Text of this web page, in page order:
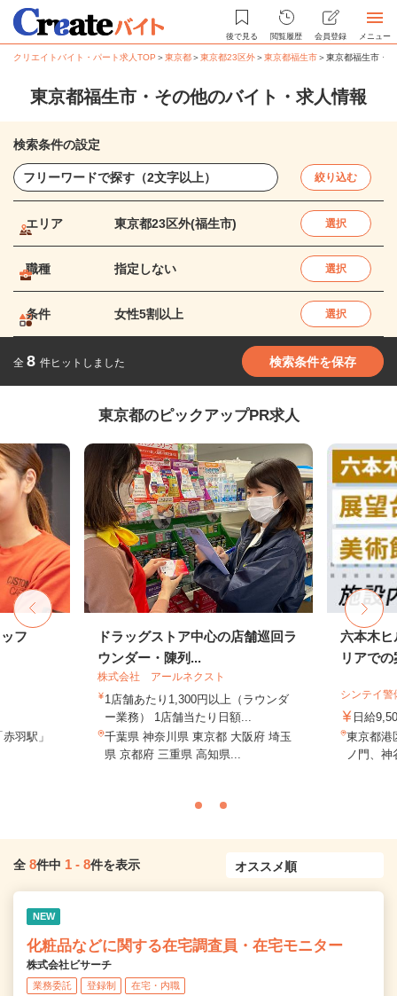
後で見る 閲覧履歴 会員登録 メニュー
クリエイトバイト・パート求人TOP ＞東京都＞東京都23区外＞東京都福生市＞東京都福生市・
東京都福生市・その他のバイト・求人情報
検索条件の設定
絞り込む
エリア 東京都23区外(福生市) 選択
職種 指定しない 選択
条件 女性5割以上 選択
全 8 件ヒットしました 検索条件を保存
東京都のピックアップPR求人
フ
羽駅」
ドラッグストア中心の店舗巡回ラ
ウンダー・陳列...
株式会社 アールネクスト
1店舗あたり1,300円以上（ラウンダ
ー業務） 1店舗当たり日額...
千葉県 神奈川県 東京都 大阪府 埼玉
県 京都府 三重県 高知県...
六本木ヒ
リアで
シンテイ
日給
東京都港
ノ門、
全 8件中 1 - 8件を表示
NEW
化粧品などに関する在宅調査員・在宅モニター
株式会社ビサーチ
業務委託 登録制 在宅・内職